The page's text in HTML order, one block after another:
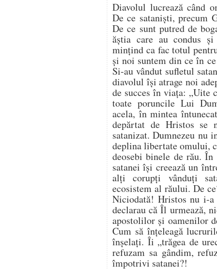
Diavolul lucrează când
De ce sataniști, precum
De ce sunt putred de
ăștia care au condus
mințind ca fac totul
și noi suntem din ce în
Si-au vândut sufletul
diavolul își atrage noi
de succes în viața: „Uite
toate poruncile Lui
acela, în mintea
depărtat de Hristos se
satanizat. Dumnezeu nu
deplina libertate omului,
deosebi binele de rău.
satanei își creează un
alți corupți vânduți
ecosistem al răului. De
Niciodată! Hristos nu i-
declarau că Îl urmează,
apostolilor și oamenilor
Cum să înțeleagă
înșelați. Îi „trăgea de
refuzam sa gândim,
împotrivi satanei?!